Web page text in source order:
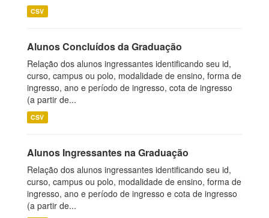
CSV
Alunos Concluídos da Graduação
Relação dos alunos ingressantes identificando seu id,
curso, campus ou polo, modalidade de ensino, forma de
ingresso, ano e período de ingresso, cota de ingresso
(a partir de...
CSV
Alunos Ingressantes na Graduação
Relação dos alunos ingressantes identificando seu id,
curso, campus ou polo, modalidade de ensino, forma de
ingresso, ano e período de ingresso e cota de ingresso
(a partir de...